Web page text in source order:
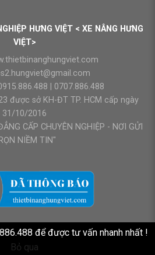
HƯNG VIỆT < XE NÂNG HƯNG
VIỆT>
0707.886.488
được sở KH-ĐT TP. HCM cấp ngày
31/10/2016
CẤP CHUYÊN NGHIỆP - NƠI GỬI
NIỀM TIN"
để được tư vấn nhanh nhất !
Bỏ qua